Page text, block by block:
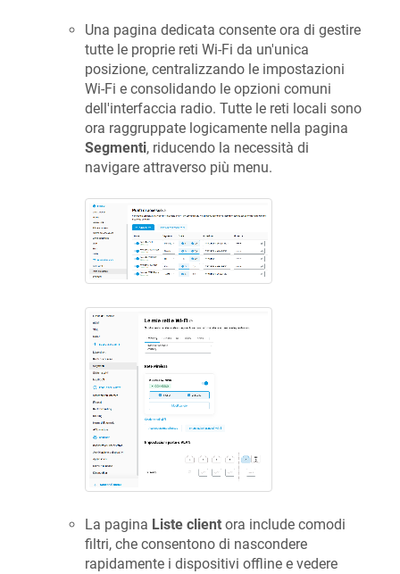
Una pagina dedicata consente ora di gestire
tutte le proprie reti Wi-Fi da un'unica
posizione, centralizzando le impostazioni
Wi-Fi e consolidando le opzioni comuni
dell'interfaccia radio. Tutte le reti locali sono
ora raggruppate logicamente nella pagina
Segmenti, riducendo la necessità di
navigare attraverso più menu.
La pagina Liste client ora include comodi
filtri, che consentono di nascondere
rapidamente i dispositivi offline e vedere